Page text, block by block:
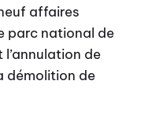
affaires
parc national de
de
démolition de